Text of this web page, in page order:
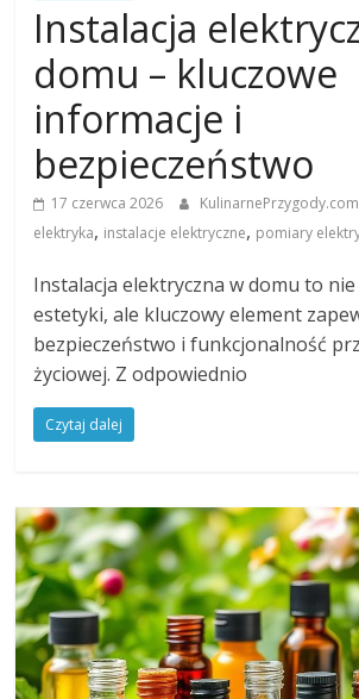
Instalacja
domu – kluczowe
informacje i
bezpieczeństwo
17 czerwca 2026
elektryka, instalacje elektryczne, pomiary
Instalacja elektryczna w domu to
estetyki, ale kluczowy element
bezpieczeństwo i funkcjonalność
życiowej. Z odpowiednio
Czytaj dalej